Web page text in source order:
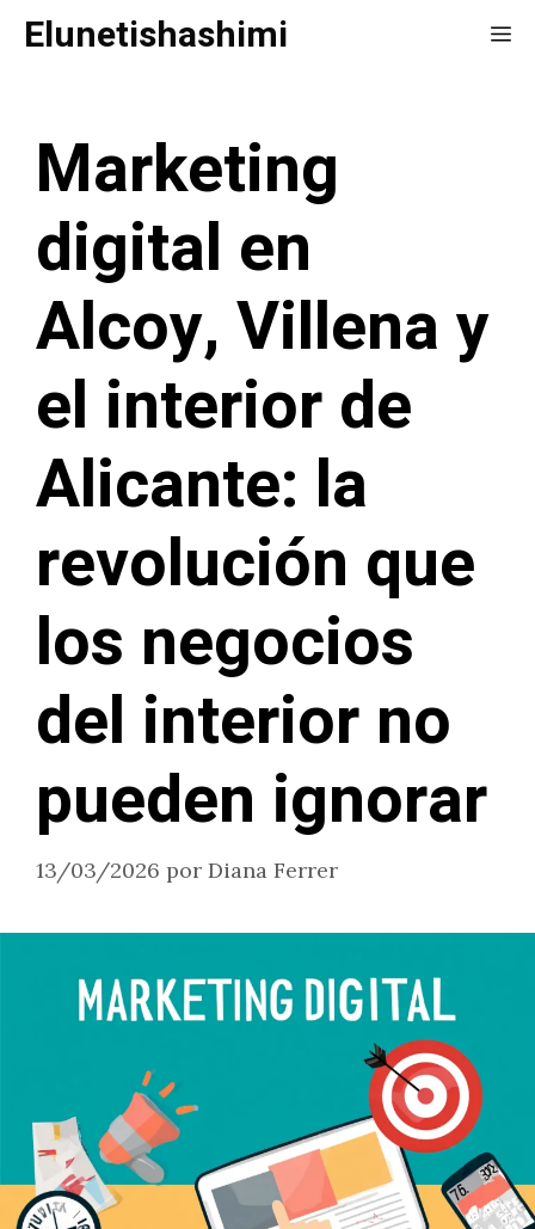
SaltarElunetishashimi
Marketing
digital en
Alcoy, Villena y
el interior de
Alicante: la
revolución que
los negocios
del interior no
pueden ignorar
13/03/2026 por Diana Ferrer